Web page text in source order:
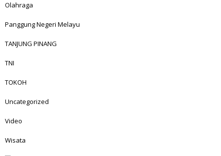
Olahraga
Panggung Negeri Melayu
TANJUNG PINANG
TNI
TOKOH
Uncategorized
Video
Wisata